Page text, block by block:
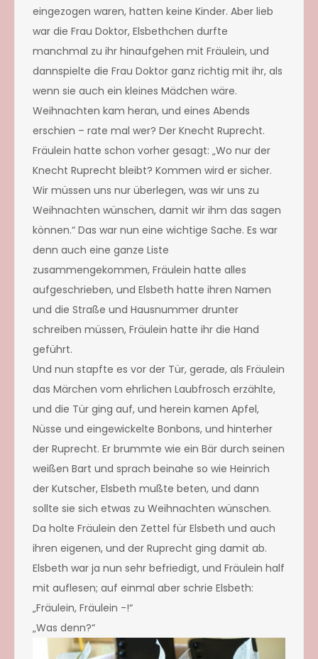
eingezogen waren, hatten keine Kinder. Aber lieb
war die Frau Doktor, Elsbethchen durfte
manchmal zu ihr hinaufgehen mit Fräulein, und
dannspielte die Frau Doktor ganz richtig mit ihr, als
wenn sie auch ein kleines Mädchen wäre.
Weihnachten kam heran, und eines Abends
erschien – rate mal wer? Der Knecht Ruprecht.
Fräulein hatte schon vorher gesagt: „Wo nur der
Knecht Ruprecht bleibt? Kommen wird er sicher.
Wir müssen uns nur überlegen, was wir uns zu
Weihnachten wünschen, damit wir ihm das sagen
können.“ Das war nun eine wichtige Sache. Es war
denn auch eine ganze Liste
zusammengekommen, Fräulein hatte alles
aufgeschrieben, und Elsbeth hatte ihren Namen
und die Straße und Hausnummer drunter
schreiben müssen, Fräulein hatte ihr die Hand
geführt.
Und nun stapfte es vor der Tür, gerade, als Fräulein
das Märchen vom ehrlichen Laubfrosch erzählte,
und die Tür ging auf, und herein kamen Apfel,
Nüsse und eingewickelte Bonbons, und hinterher
der Ruprecht. Er brummte wie ein Bär durch seinen
weißen Bart und sprach beinahe so wie Heinrich
der Kutscher, Elsbeth mußte beten, und dann
sollte sie sich etwas zu Weihnachten wünschen.
Da holte Fräulein den Zettel für Elsbeth und auch
ihren eigenen, und der Ruprecht ging damit ab.
Elsbeth war ja nun sehr befriedigt, und Fräulein half
mit auflesen; auf einmal aber schrie Elsbeth:
„Fräulein, Fräulein -!“
„Was denn?“